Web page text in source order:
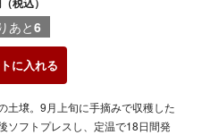
あと6
に入れる
土壌。9月上旬に手摘みで収穫した
ソフトプレスし、定温で18日間発